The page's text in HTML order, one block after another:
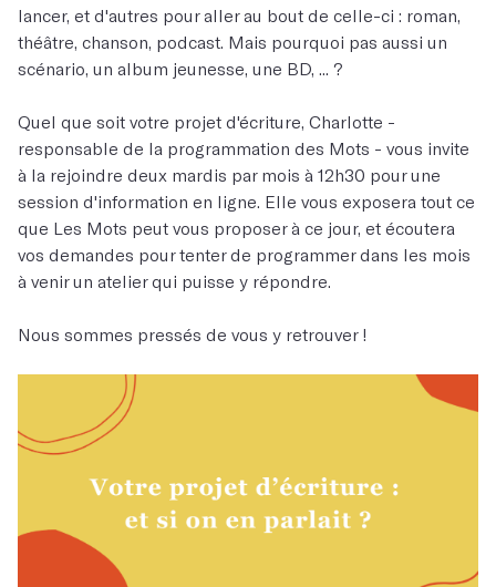
lancer, et d'autres pour aller au bout de celle-ci : roman,
théâtre, chanson, podcast. Mais pourquoi pas aussi un
scénario, un album jeunesse, une BD, ... ?
Quel que soit votre projet d'écriture, Charlotte -
responsable de la programmation des Mots - vous invite
à la rejoindre deux mardis par mois à 12h30 pour une
session d'information en ligne. Elle vous exposera tout ce
que Les Mots peut vous proposer à ce jour, et écoutera
vos demandes pour tenter de programmer dans les mois
à venir un atelier qui puisse y répondre.
Nous sommes pressés de vous y retrouver !